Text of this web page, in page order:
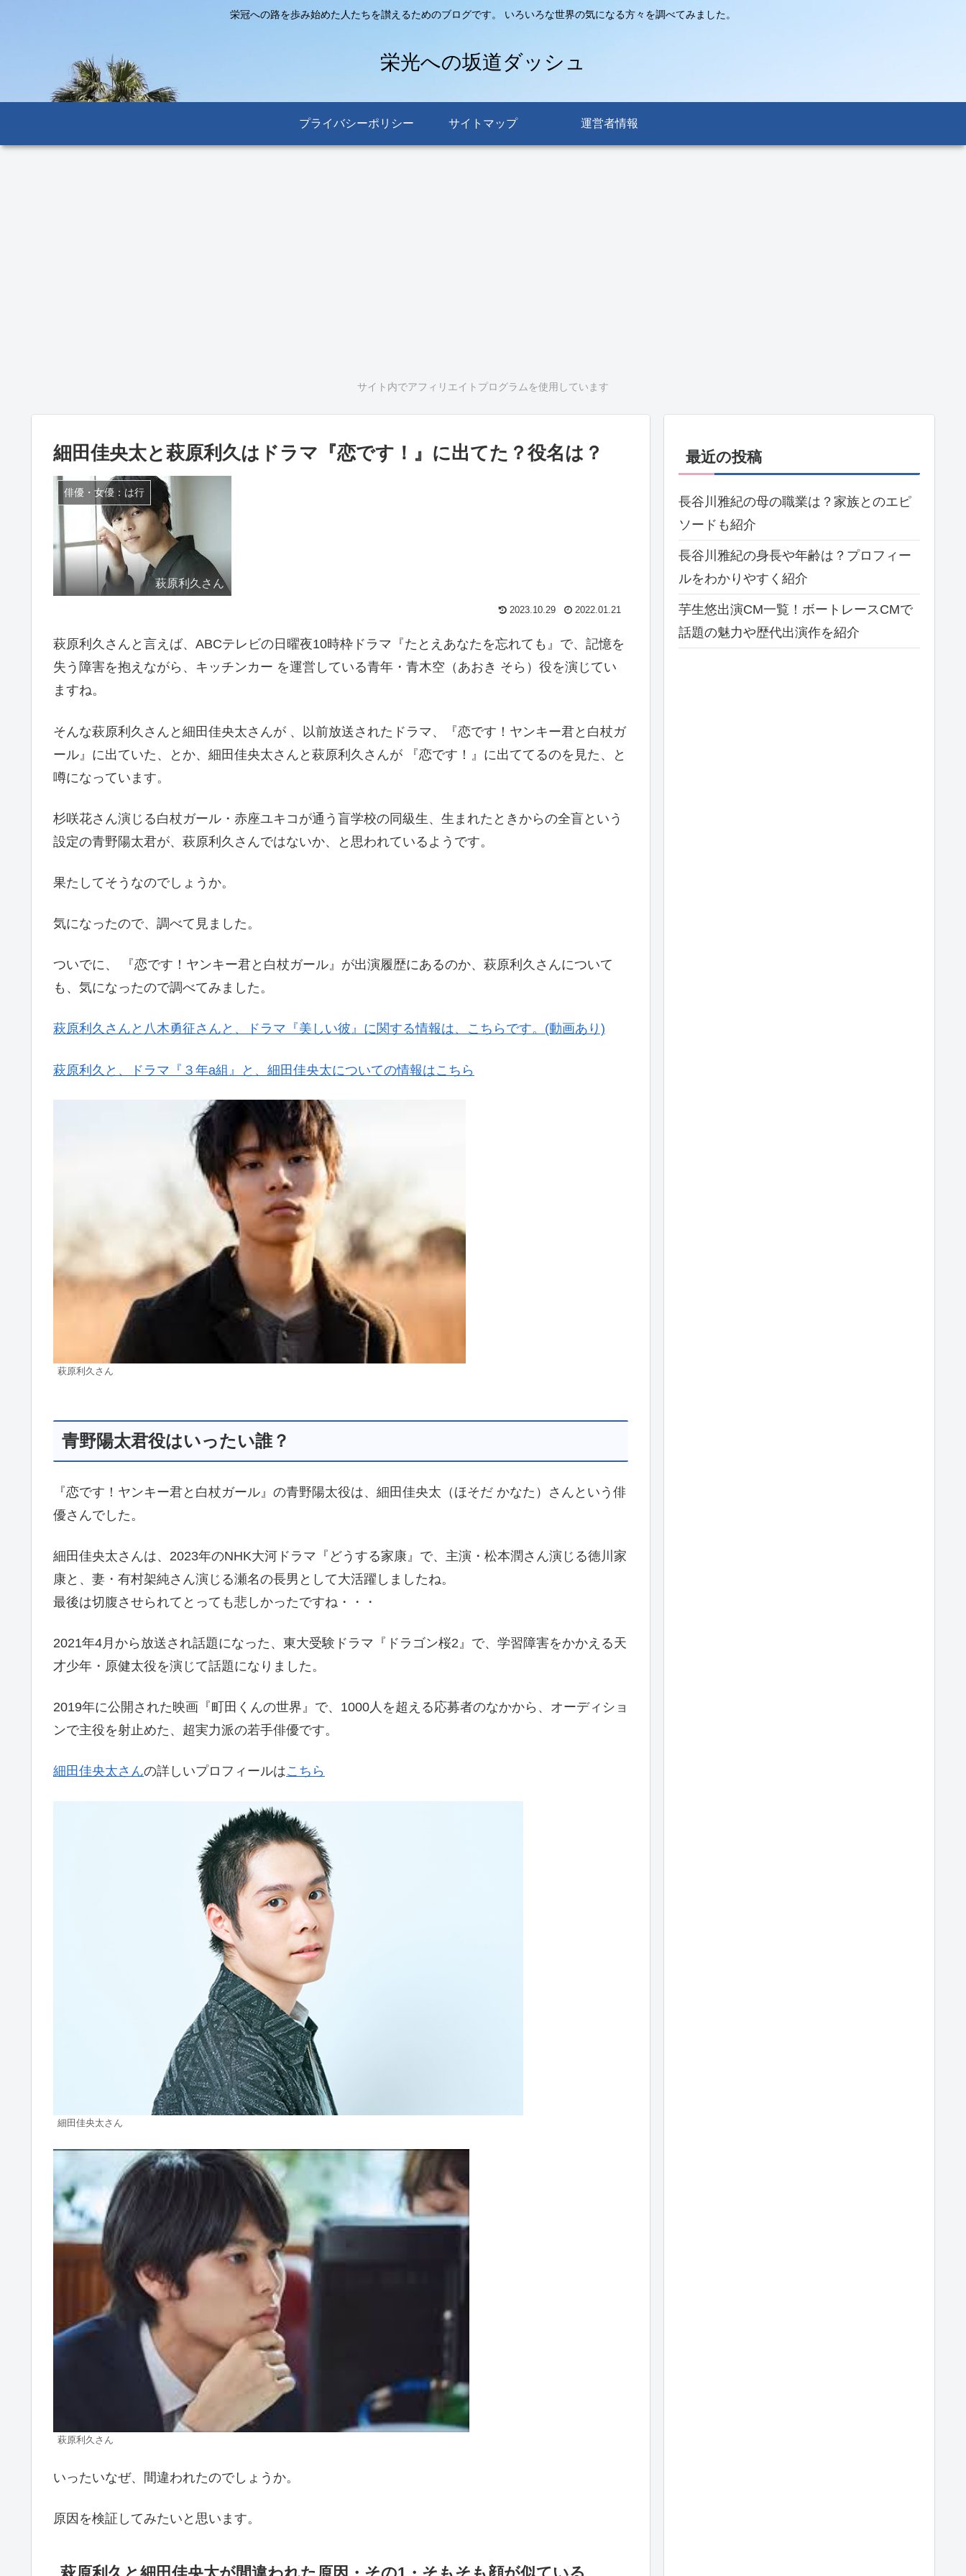
栄冠への路を歩み始めた人たちを讃えるためのブログです。 いろいろな世界の気になる方々を調べてみました。
栄光への坂道ダッシュ
プライバシーポリシー サイトマップ 運営者情報
サイト内でアフィリエイトプログラムを使用しています
細田佳央太と萩原利久はドラマ『恋です！』に出てた？役名は？
俳優・女優：は行
萩原利久さん
2023.10.29 2022.01.21
萩原利久さんと言えば、ABCテレビの日曜夜10時枠ドラマ『たとえあなたを忘れても』で、記憶を
失う障害を抱えながら、キッチンカー を運営している青年・青木空（あおき そら）役を演じてい
ますね。
そんな萩原利久さんと細田佳央太さんが 、以前放送されたドラマ、『恋です！ヤンキー君と白杖ガ
ール』に出ていた、とか、細田佳央太さんと萩原利久さんが 『恋です！』に出ててるのを見た、と
噂になっています。
杉咲花さん演じる白杖ガール・赤座ユキコが通う盲学校の同級生、生まれたときからの全盲という
設定の青野陽太君が、萩原利久さんではないか、と思われているようです。
果たしてそうなのでしょうか。
気になったので、調べて見ました。
ついでに、 『恋です！ヤンキー君と白杖ガール』が出演履歴にあるのか、萩原利久さんについて
も、気になったので調べてみました。
萩原利久さんと八木勇征さんと、ドラマ『美しい彼』に関する情報は、こちらです。(動画あり)
萩原利久と、ドラマ『３年a組』と、細田佳央太についての情報はこちら
萩原利久さん
青野陽太君役はいったい誰？
『恋です！ヤンキー君と白杖ガール』の青野陽太役は、細田佳央太（ほそだ かなた）さんという俳
優さんでした。
細田佳央太さんは、2023年のNHK大河ドラマ『どうする家康』で、主演・松本潤さん演じる徳川家
康と、妻・有村架純さん演じる瀬名の長男として大活躍しましたね。
最後は切腹させられてとっても悲しかったですね・・・
2021年4月から放送され話題になった、東大受験ドラマ『ドラゴン桜2』で、学習障害をかかえる天
才少年・原健太役を演じて話題になりました。
2019年に公開された映画『町田くんの世界』で、1000人を超える応募者のなかから、オーディショ
ンで主役を射止めた、超実力派の若手俳優です。
細田佳央太さんの詳しいプロフィールはこちら
細田佳央太さん
萩原利久さん
いったいなぜ、間違われたのでしょうか。
原因を検証してみたいと思います。
最近の投稿
長谷川雅紀の母の職業は？家族とのエピ
ソードも紹介
長谷川雅紀の身長や年齢は？プロフィー
ルをわかりやすく紹介
芋生悠出演CM一覧！ボートレースCMで
話題の魅力や歴代出演作を紹介